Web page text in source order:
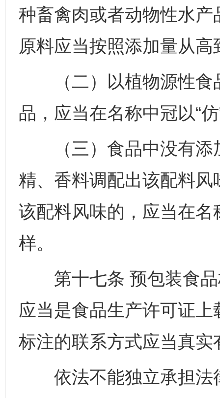
种畜禽肉或者动物性水
原料应当按照添加量从
（二）以植物源性食
品，应当在名称中冠以“
（三）食品中没有添
精、香料调配出该配料
该配料风味的，应当在名
样。
第十七条 预包装食品
应当是食品生产许可证
标注的联系方式应当真实
依法不能独立承担法